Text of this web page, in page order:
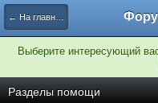
← На главную
Выберите интересующий
Разделы помощи